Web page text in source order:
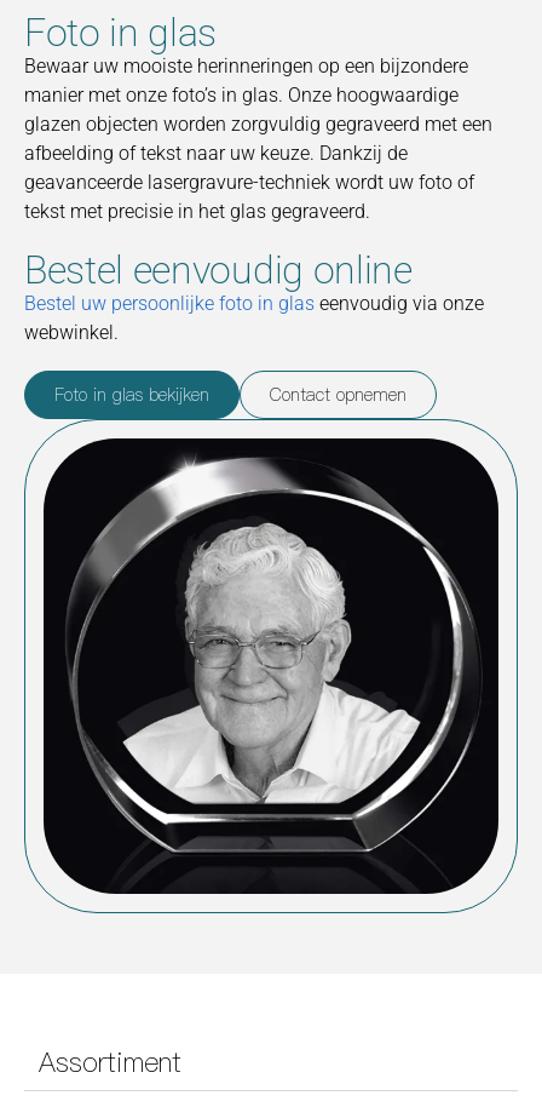
Foto in glas
Bewaar uw mooiste herinneringen op een bijzondere
manier met onze foto’s in glas. Onze hoogwaardige
glazen objecten worden zorgvuldig gegraveerd met een
afbeelding of tekst naar uw keuze. Dankzij de
geavanceerde lasergravure-techniek wordt uw foto of
tekst met precisie in het glas gegraveerd.
Bestel eenvoudig online
Bestel uw persoonlijke foto in glas eenvoudig via onze
webwinkel.
Foto in glas bekijken Contact opnemen
Assortiment